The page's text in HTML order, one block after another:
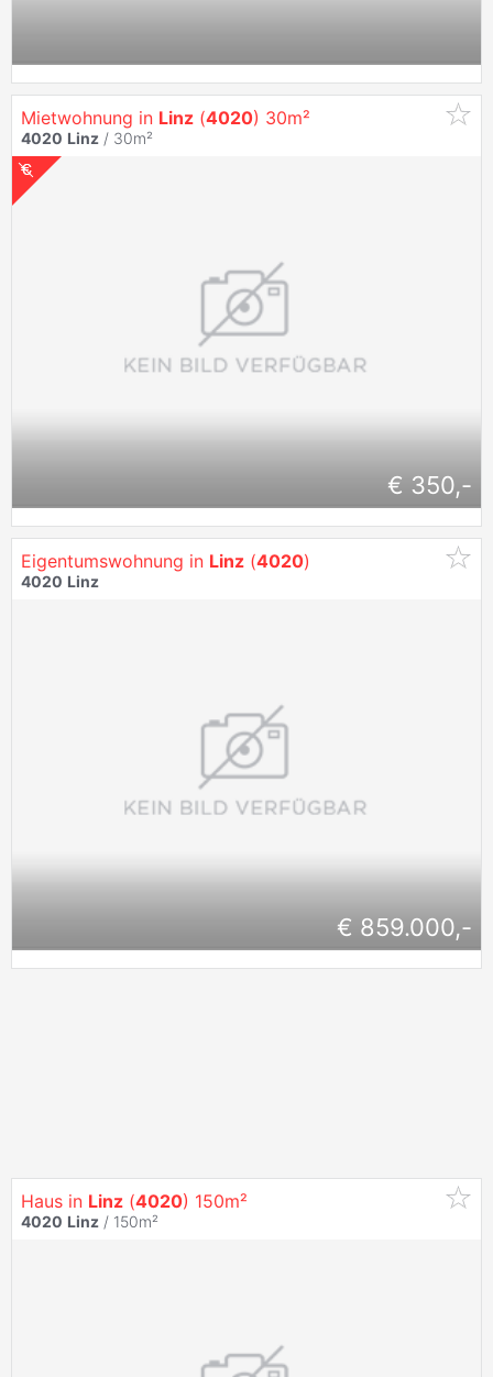
Mietwohnung in Linz (4020) 30m²
4020 Linz / 30m²
€ 350,-
Eigentumswohnung in Linz (4020)
4020 Linz
€ 859.000,-
Haus in Linz (4020) 150m²
4020 Linz / 150m²